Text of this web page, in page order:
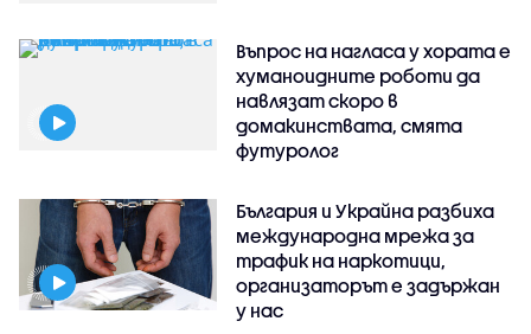
Въпрос на нагласа у хората е
хуманоидните роботи да
навлязат скоро в
домакинствата, смята
футуролог
България и Украйна разбиха
международна мрежа за
трафик на наркотици,
организаторът е задържан
у нас